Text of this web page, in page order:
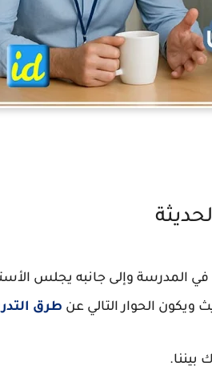
المدرسة وإلى جانبه يجلس
الحوار التالي عن طرق